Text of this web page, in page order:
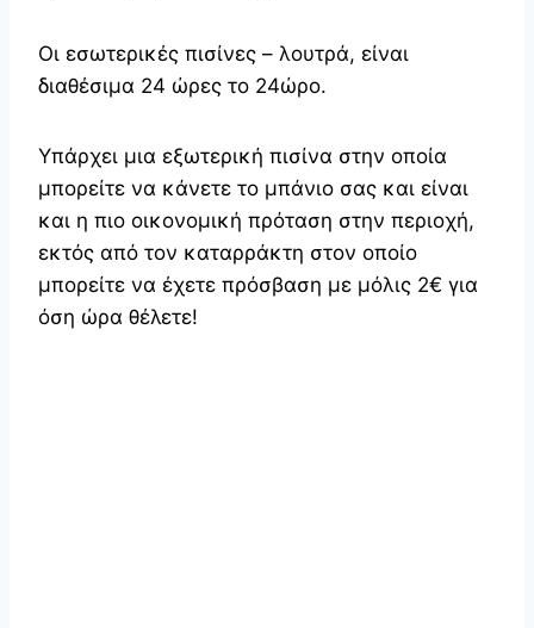
Οι εσωτερικές πισίνες – λουτρά, είναι
διαθέσιμα 24 ώρες το 24ώρο.
Υπάρχει μια εξωτερική πισίνα στην οποία
μπορείτε να κάνετε το μπάνιο σας και είναι
και η πιο οικονομική πρόταση στην περιοχή,
εκτός από τον καταρράκτη στον οποίο
μπορείτε να έχετε πρόσβαση με μόλις 2€ για
όση ώρα θέλετε!